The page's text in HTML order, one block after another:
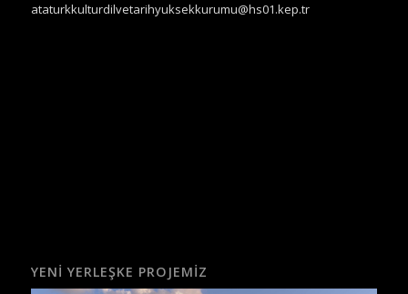
ataturkkulturdilvetarihyuksekkurumu@hs01.kep.tr
YENI YERLEŞKE PROJEMIZ